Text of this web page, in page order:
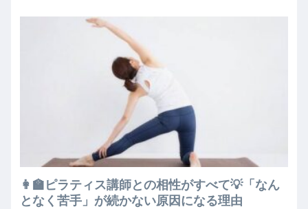
👩‍🏫ピラティス講師との相性がすべて💡「なん
となく苦手」が続かない原因になる理由